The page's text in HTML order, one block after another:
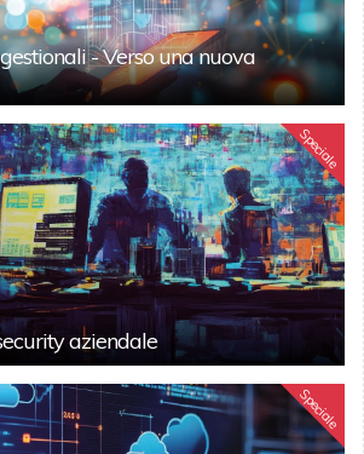
- Verso una nuova
Speciale
aziendale
Speciale